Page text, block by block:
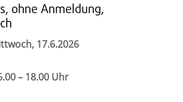
ohne Anmeldung,
17.6.2026
– 18.00 Uhr